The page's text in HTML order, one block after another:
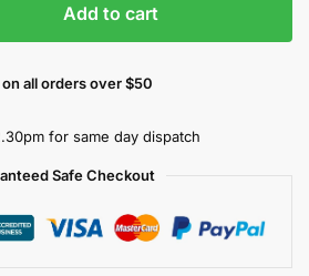
Add to cart
all orders over $50
for same day dispatch
Safe Checkout